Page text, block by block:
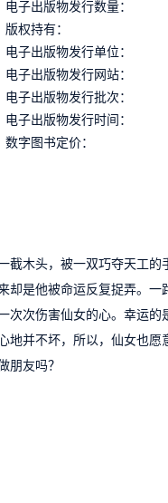
电子出版物发行数量：
版权持有：
电子出版物发行单位：
电子出版物发行网站：
电子出版物发行批次：
电子出版物发行时间：
数字图书定价：
截木头，被一双巧夺天工
却是他被命运反复捉弄。
次次伤害仙女的心。幸运
地并不坏，所以，仙女也
朋友吗？